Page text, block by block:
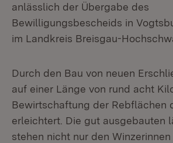
anlässlich der Übergabe des
Bewilligungsbescheids in
im Landkreis Breisgau-
Durch den Bau von neuen
auf einer Länge von rund acht
Bewirtschaftung der Rebflächen
erleichtert. Die gut ausgebauten
stehen nicht nur den